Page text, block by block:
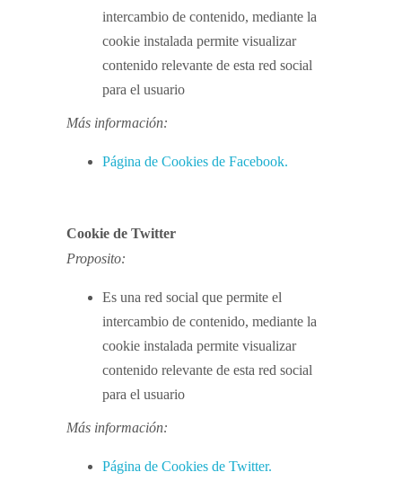
intercambio de contenido, mediante la
cookie instalada permite visualizar
contenido relevante de esta red social
para el usuario
Más información:
Página de Cookies de Facebook.
Cookie de Twitter
Proposito:
Es una red social que permite el
intercambio de contenido, mediante la
cookie instalada permite visualizar
contenido relevante de esta red social
para el usuario
Más información:
Página de Cookies de Twitter.